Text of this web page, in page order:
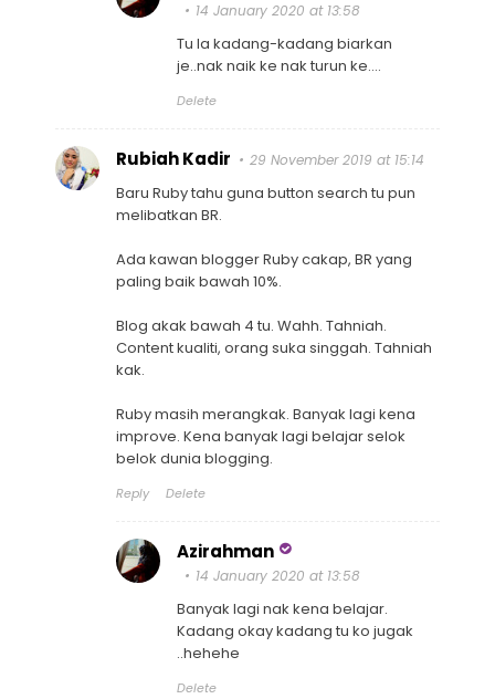
14 January 2020 at 13:58
Tu la kadang-kadang biarkan
je..nak naik ke nak turun ke....
Delete
Rubiah Kadir 29 November 2019 at 15:14
Baru Ruby tahu guna button search tu pun
melibatkan BR.
Ada kawan blogger Ruby cakap, BR yang
paling baik bawah 10%.
Blog akak bawah 4 tu. Wahh. Tahniah.
Content kualiti, orang suka singgah. Tahniah
kak.
Ruby masih merangkak. Banyak lagi kena
improve. Kena banyak lagi belajar selok
belok dunia blogging.
Reply Delete
Azirahman
14 January 2020 at 13:58
Banyak lagi nak kena belajar.
Kadang okay kadang tu ko jugak
..hehehe
Delete